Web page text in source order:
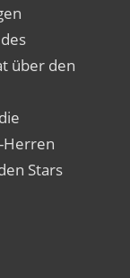
über den
Herren
Stars